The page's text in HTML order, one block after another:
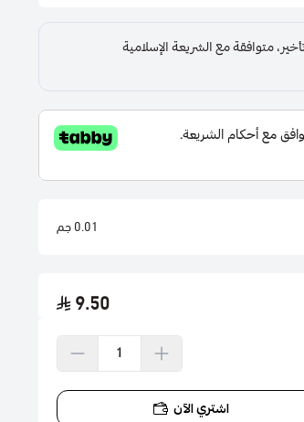
0.01 جم
9.50
اشتري الآن